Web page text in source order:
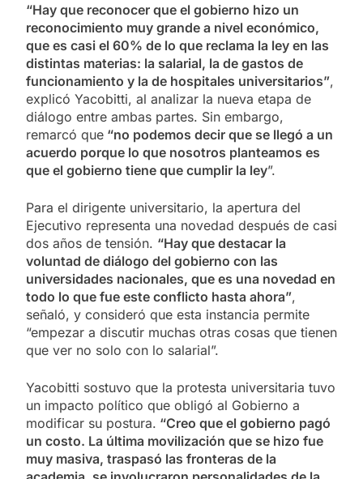
“Hay que reconocer que el gobierno hizo un
reconocimiento muy grande a nivel económico,
que es casi el 60% de lo que reclama la ley en las
distintas materias: la salarial, la de gastos de
funcionamiento y la de hospitales universitarios”,
explicó Yacobitti, al analizar la nueva etapa de
diálogo entre ambas partes. Sin embargo,
remarcó que “no podemos decir que se llegó a un
acuerdo porque lo que nosotros planteamos es
que el gobierno tiene que cumplir la ley”.
Para el dirigente universitario, la apertura del
Ejecutivo representa una novedad después de casi
dos años de tensión. “Hay que destacar la
voluntad de diálogo del gobierno con las
universidades nacionales, que es una novedad en
todo lo que fue este conflicto hasta ahora”,
señaló, y consideró que esta instancia permite
“empezar a discutir muchas otras cosas que tienen
que ver no solo con lo salarial”.
Yacobitti sostuvo que la protesta universitaria tuvo
un impacto político que obligó al Gobierno a
modificar su postura. “Creo que el gobierno pagó
un costo. La última movilización que se hizo fue
muy masiva, traspasó las fronteras de la